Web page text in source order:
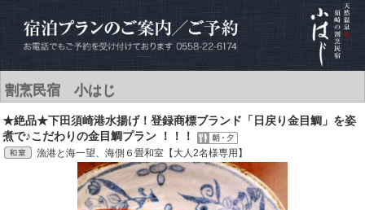
割烹民宿 小はじ
★絶品★下田須崎港水揚げ！登録商標ブランド「日戻り金目鯛」を姿
煮で♪こだわりの金目鯛プラン ！！！
漁港と海一望、海側６畳和室【大人2名様専用】